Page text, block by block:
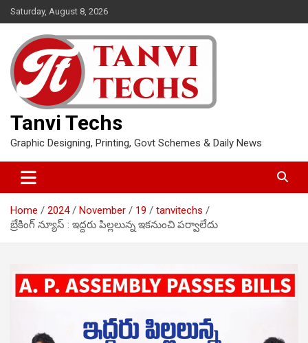
Skip
to
content
Saturday, August 8, 2026
Tanvi Techs
Graphic Designing, Printing, Govt Schemes & Daily News
Home 2024 November 19
tanvitechs
బ్రేకింగ్ న్యూస్ : ఇద్దరు పిల్లలున్న ఇకనుంచి పర్వాలేదు